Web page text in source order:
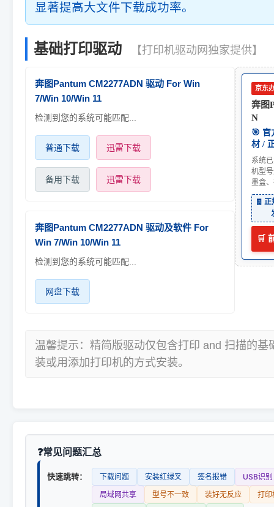
显著提高大文件下载成功率。
基础打印驱动 【打印机驱动网独家提供】
奔图Pantum CM2277ADN 驱动 For Win
7/Win 10/Win 11
检测到您的系统可能匹配...
普通下载 迅雷下载
备用下载 迅雷下载
奔图Pantum CM2277ADN 驱动及软件 For
Win 7/Win 10/Win 11
检测到您的系统可能匹配...
网盘下载
京东
奔图
N
🎯 官
材 /
系统
机型
墨盒
🧾
🛒
温馨提示：精简版驱动仅包含打印 and 扫描的基
装或用添加打印机的方式安装。
常见问题汇总
快速跳转： 下载问题 安装红绿叉 签名报错
USB识别
局域网共享
型号不一致 装好无反应
打印